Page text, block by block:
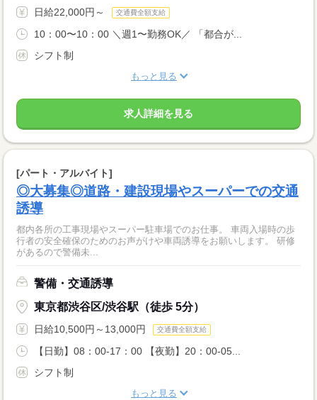
日給22,000円～ 交通費全額支給
10：00〜10：00 ＼週1〜勤務OK／ 「都合が...
シフト制
もっと見る
求人詳細を見る
[パート・アルバイト]
◎大募集◎道路・建設現場やスーパーでの交通
誘導
都内各所の工事現場やスーパー駐車場でのお仕事。 車両入場時の歩
行者の安全確保のためのお声がけや車両誘導をお願いします。 研修
があるので警備未...
警備・交通誘導
東京都渋谷区/渋谷駅（徒歩 5分）
日給10,500円～13,000円 交通費全額支給
【日勤】08：00-17：00 【夜勤】20：00-05...
シフト制
もっと見る